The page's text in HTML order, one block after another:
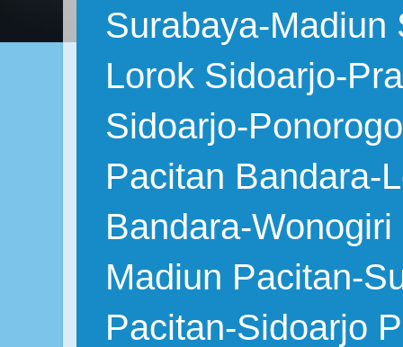
Surabaya-Madiun
Lorok Sidoarjo-
Sidoarjo-
Pacitan Bandara-
Bandara-
Madiun Pacitan-
Pacitan-Sidoarjo